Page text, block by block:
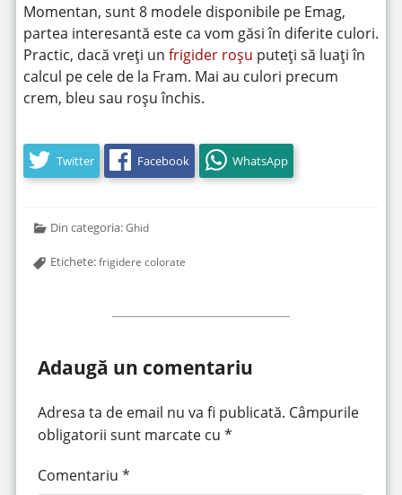
Momentan, sunt 8 modele disponibile pe Emag,
partea interesantă este ca vom găsi în diferite culori.
Practic, dacă vreți un frigider roșu puteți să luați în
calcul pe cele de la Fram. Mai au culori precum
crem, bleu sau roșu închis.
Twitter Facebook WhatsApp
Din categoria:Ghid
Etichete:frigidere colorate
Adaugă un comentariu
Adresa ta de email nu va fi publicată. Câmpurile
obligatorii sunt marcate cu *
Comentariu *